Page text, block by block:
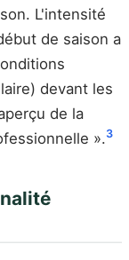
L'intensité
de saison a
devant les
de la
».3